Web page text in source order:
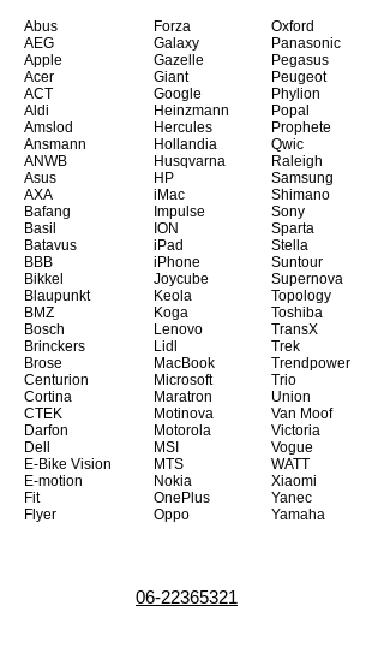
Abus
AEG
Apple
Acer
ACT
Aldi
Amslod
Ansmann
ANWB
Asus
AXA
Bafang
Basil
Batavus
BBB
Bikkel
Blaupunkt
BMZ
Bosch
Brinckers
Brose
Centurion
Cortina
CTEK
Darfon
Dell
E-Bike Vision
E-motion
Fit
Flyer
Forza
Galaxy
Gazelle
Giant
Google
Heinzmann
Hercules
Hollandia
Husqvarna
HP
iMac
Impulse
ION
iPad
iPhone
Joycube
Keola
Koga
Lenovo
Lidl
MacBook
Microsoft
Maratron
Motinova
Motorola
MSI
MTS
Nokia
OnePlus
Oppo
Oxford
Panasonic
Pegasus
Peugeot
Phylion
Popal
Prophete
Qwic
Raleigh
Samsung
Shimano
Sony
Sparta
Stella
Suntour
Supernova
Topology
Toshiba
TransX
Trek
Trendpower
Trio
Union
Van Moof
Victoria
Vogue
WATT
Xiaomi
Yanec
Yamaha
06-22365321